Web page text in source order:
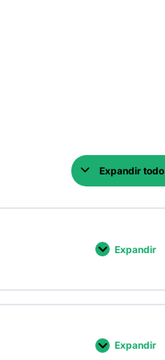
Expandir todo
Expandir
Expandir